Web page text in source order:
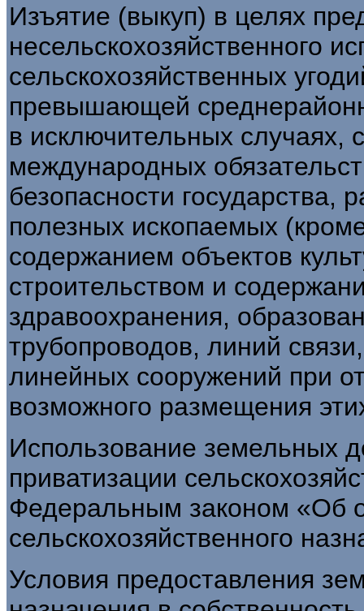
Изъятие (выкуп) в целях
несельскохозяйствен­ного
сельскохозяйственных
превышающей
в исключительных случаях,
международных
безопасности государства,
полезных ископаемых
содержанием объектов
строительством и
здравоохранения,
трубопроводов, линий
линейных сооружений при
возможного размещения
Использование земельных
привати­зации
Федеральным зако­ном «Об
сельскохозяйственного
Условия предоставления